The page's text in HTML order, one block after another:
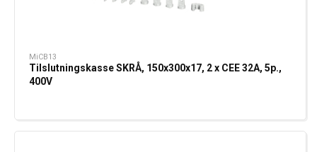
MiCB13
Tilslutningskasse SKRÅ, 150x300x17, 2 x CEE 32A, 5p.,
400V